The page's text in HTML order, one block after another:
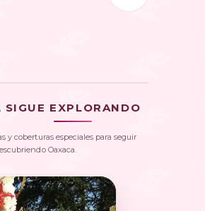
SIGUE EXPLORANDO
y coberturas especiales para seguir
Oaxaca.